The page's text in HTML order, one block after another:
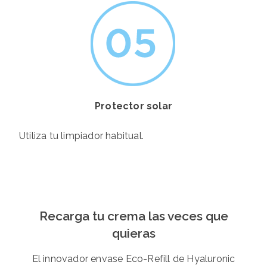
Protector solar
Utiliza tu limpiador habitual.
Recarga tu crema las veces que
quieras
El innovador envase Eco-Refill de Hyaluronic